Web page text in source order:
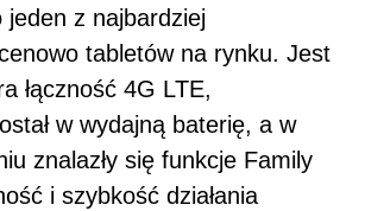
jeden z najbardziej
tabletów na rynku. Jest
łączność 4G LTE,
w wydajną baterię, a w
znalazły się funkcje Family
i szybkość działania